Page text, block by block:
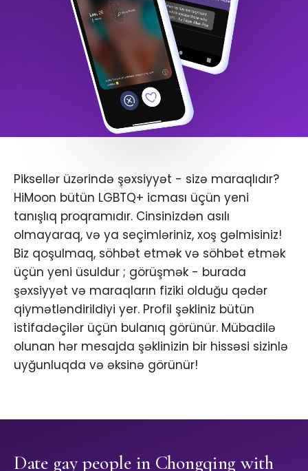
Piksellər üzərində şəxsiyyət - sizə maraqlıdır?
HiMoon bütün LGBTQ+ icması üçün yeni
tanışlıq proqramıdır. Cinsinizdən asılı
olmayaraq, və ya seçimləriniz, xoş gəlmisiniz!
Biz qoşulmaq, söhbət etmək və söhbət etmək
üçün yeni üsuldur ; görüşmək - burada
şəxsiyyət və maraqların fiziki olduğu qədər
qiymətləndirildiyi yer. Profil şəkliniz bütün
istifadəçilər üçün bulanıq görünür. Mübadilə
olunan hər mesajda şəklinizin bir hissəsi sizinlə
uyğunluqda və əksinə görünür!
Date gay people in Chongqing with